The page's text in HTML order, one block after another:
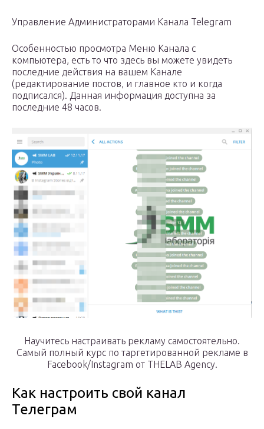
Управление Администраторами Канала Telegram
Особенностью просмотра Меню Канала с
компьютера, есть то что здесь вы можете увидеть
последние действия на вашем Канале
(редактирование постов, и главное кто и когда
подписался). Данная информация доступна за
последние 48 часов.
Научитесь настраивать рекламу самостоятельно.
Самый полный курс по таргетированной рекламе в
Facebook/Instagram от THELAB Agency.
Как настроить свой канал
Телеграм